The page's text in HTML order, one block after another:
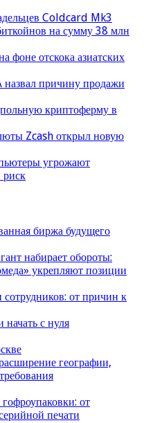
Coldcard Mk3
на сумму 38 млн
фоне отскока азиатских
назвал причину продажи
криптоферму в
Zcash открыл новую
угрожают
риск
биржа будущего
набирает обороты:
укрепляют позиции
сотрудников: от причин к
начать с нуля
географии,
от
печати